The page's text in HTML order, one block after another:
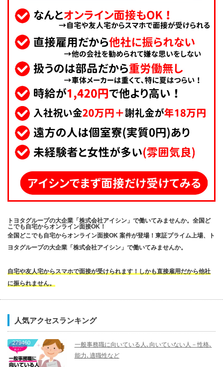
トヨタグループの大企業「株式会社アイシン」で働いてみませんか。全国ど
こでも自宅からオンライン面接OK！
全国どこでも自宅からオンライン面接OK 案件が登場！東証プライム上場、ト
ヨタグループの大企業「株式会社アイシン」で働いてみませんか。
自宅や友人宅からスマホで面接が受けられます！しかも直接雇用だから他社
に振られません。
人気アクセスランキング
279460
一般事務職に向いている人､向いていない人－性格､
能力､適職性など